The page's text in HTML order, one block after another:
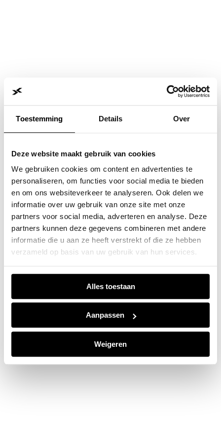
Toestemming Details Over
Deze website maakt gebruik van cookies
We gebruiken cookies om content en advertenties te
personaliseren, om functies voor social media te bieden
en om ons websiteverkeer te analyseren. Ook delen we
informatie over uw gebruik van onze site met onze
partners voor social media, adverteren en analyse. Deze
partners kunnen deze gegevens combineren met andere
informatie die u aan ze heeft verstrekt of die ze hebben
verzameld op basis van uw gebruik van hun services.
Alles toestaan
Aanpassen
Weigeren
Application error: a client-side exception has occurred while
loadingwww.jvk.nl(see the browser consolefor more
information).